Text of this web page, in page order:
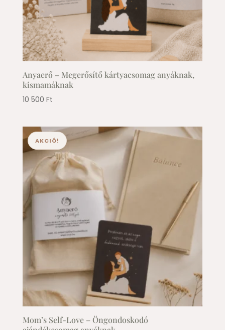
Anyaerő – Megerősítő kártyacsomag anyáknak,
kismamáknak
10 500 Ft
AKCIÓ!
Mom’s Self-Love – Öngondoskodó